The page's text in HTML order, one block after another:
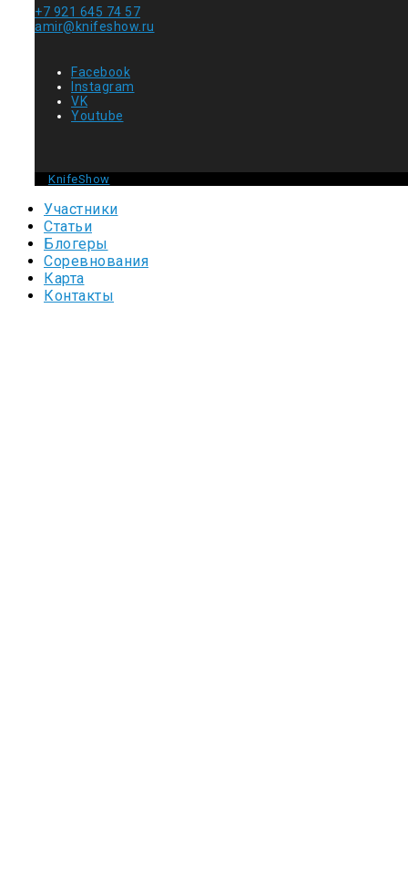
+7 921 645 74 57
amir@knifeshow.ru
Facebook
Instagram
VK
Youtube
KnifeShow
Участники
Статьи
Блогеры
Соревнования
Карта
Контакты